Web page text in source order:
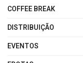
COFFEE BREAK
DISTRIBUIÇÃO
EVENTOS